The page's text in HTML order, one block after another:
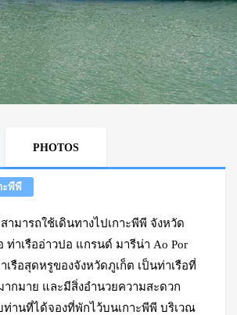
PHOTOS
ะพีพี
ามารถใช้เดินทางไปเกาะพีพี จังหวัด
ท่าเรืออ่าวปอ แกรนด์ มารีน่า Ao Por
เรือสุดหรูของจังหวัดภูเก็ต เป็นท่าเรือที่
ากมาย และมีสิ่งอำนวยความสะดวก
านที่ได้จองที่พักไว้บนเกาะพีพี บริเวณ